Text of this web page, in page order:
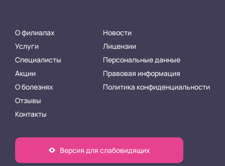
О филиалах
Услуги
Специалисты
Акции
О болезнях
Отзывы
Контакты
Новости
Лицензии
Персональные данные
Правовая информация
Политика конфиденциальности
Версия для слабовидящих